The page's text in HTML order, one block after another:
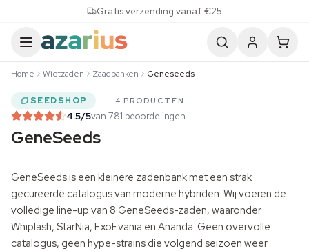
Gratis verzending vanaf €25
Home Wietzaden Zaadbanken Geneseeds
SEEDSHOP 4 PRODUCTEN
4.5/5van 781 beoordelingen
GeneSeeds
GeneSeeds is een kleinere zadenbank met een strak
gecureerde catalogus van moderne hybriden. Wij voeren de
volledige line-up van 8 GeneSeeds-zaden, waaronder
Whiplash, StarNia, ExoEvania en Ananda. Geen overvolle
catalogus, geen hype-strains die volgend seizoen weer